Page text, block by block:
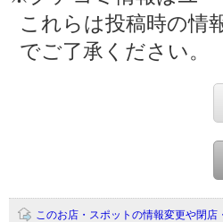
これらは投稿時の情
でご了承ください。
このお店・スポットの情報変更や閉店